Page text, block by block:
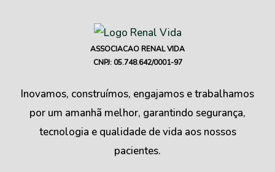
ASSOCIACAO RENAL VIDA
CNPJ: 05.748.642/0001-97
Inovamos, construímos, engajamos e trabalhamos
por um amanhã melhor, garantindo segurança,
tecnologia e qualidade de vida aos nossos
pacientes.